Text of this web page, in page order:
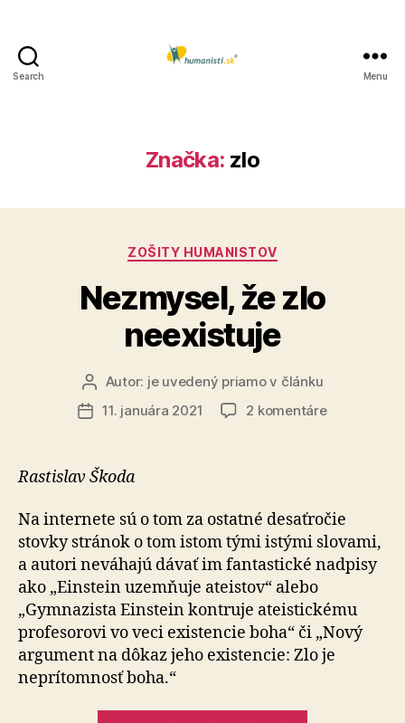
Search Menu
Značka: zlo
Kategórie
ZOŠITY HUMANISTOV
Nezmysel, že zlo
neexistuje
Autor
článku
Autor: je uvedený priamo v článku
Dátum
11. januára 2021 2 komentárena
Rastislav Škoda
Na internete sú o tom za ostatné desaťročie
stovky stránok o tom istom tými istými slovami,
a autori neváhajú dávať im fantastické nadpisy
ako „Einstein uzemňuje ateistov“ alebo
„Gymnazista Einstein kontruje ateistickému
profesorovi vo veci existencie boha“ či „Nový
argument na dôkaz jeho existencie: Zlo je
neprítomnosť boha.“